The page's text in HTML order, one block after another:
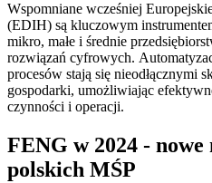
Wspomniane wcześniej
(EDIH) są kluczowym
mikro, małe i średnie
rozwiązań cyfrowych.
procesów stają się nieodłącznymi
gospodarki, umożliwiając
czynności i operacji.
FENG w 2024 -
polskich MŚP